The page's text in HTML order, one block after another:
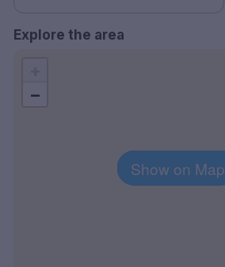
Explore the area
Show on Map
−